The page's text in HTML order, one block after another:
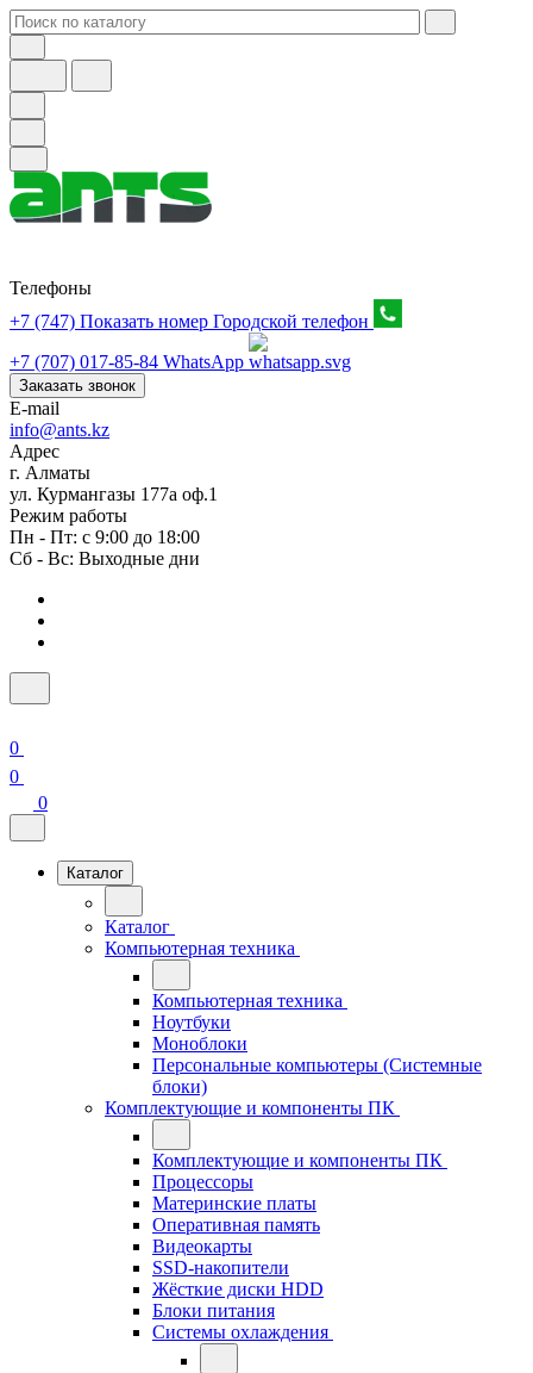
Телефоны
+7 (747) Показать номер Городской телефон
+7 (707) 017-85-84 WhatsApp
Заказать звонок
E-mail
info@ants.kz
Адрес
г. Алматы
ул. Курмангазы 177а оф.1
Режим работы
Пн - Пт: с 9:00 до 18:00
Сб - Вс: Выходные дни
0
0
0
Каталог
Каталог
Компьютерная техника
Компьютерная техника
Ноутбуки
Моноблоки
Персональные компьютеры (Системные
блоки)
Комплектующие и компоненты ПК
Комплектующие и компоненты ПК
Процессоры
Материнские платы
Оперативная память
Видеокарты
SSD-накопители
Жёсткие диски HDD
Блоки питания
Системы охлаждения